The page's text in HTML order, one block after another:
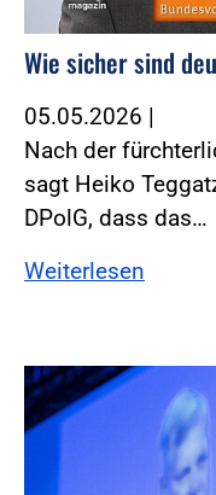
Wie sicher sind
05.05.2026 |
Nach der
sagt Heiko
DPolG, dass das…
Weiterlesen